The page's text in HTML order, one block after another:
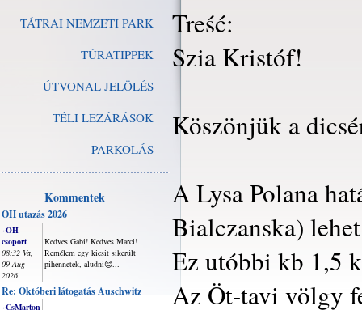
TÁTRAI NEMZETI PARK
TÚRATIPPEK
ÚTVONAL JELÖLÉS
TÉLI LEZÁRÁSOK
PARKOLÁS
Kommentek
OH utazás 2026
~OH
csoport
08:32 Va,
09 Aug
2026
Kedves Gabi! Kedves Marci!
Remélem egy kicsit sikerült
pihennetek, aludni😊...
Re: Októberi látogatás Auschwitz
~CsMarton
Treść:
Szia Kristóf!
Köszönjük a
A Lysa Polana
Bialczanska)
Ez utóbbi kb 1,5
Az Öt-tavi völgy